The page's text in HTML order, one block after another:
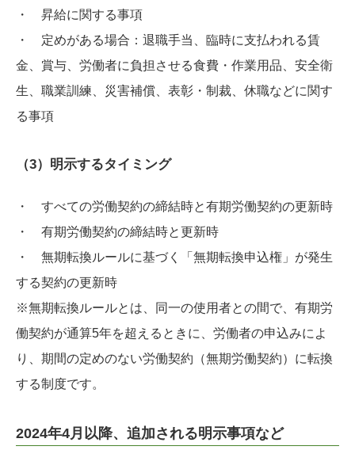
・ 昇給に関する事項
・ 定めがある場合：退職手当、臨時に支払われる賃
金、賞与、労働者に負担させる食費・作業用品、安全衛
生、職業訓練、災害補償、表彰・制裁、休職などに関す
る事項
（3）明示するタイミング
・ すべての労働契約の締結時と有期労働契約の更新時
・ 有期労働契約の締結時と更新時
・ 無期転換ルールに基づく「無期転換申込権」が発生
する契約の更新時
※無期転換ルールとは、同一の使用者との間で、有期労
働契約が通算5年を超えるときに、労働者の申込みによ
り、期間の定めのない労働契約（無期労働契約）に転換
する制度です。
2024年4月以降、追加される明示事項など